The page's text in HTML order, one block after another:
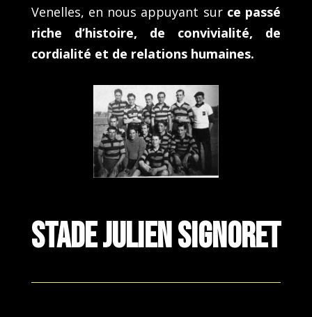
Venelles, en nous appuyant sur ce passé
riche d’histoire, de convivialité, de
cordialité et de relations humaines.
STADE JULIEN SIGNORET